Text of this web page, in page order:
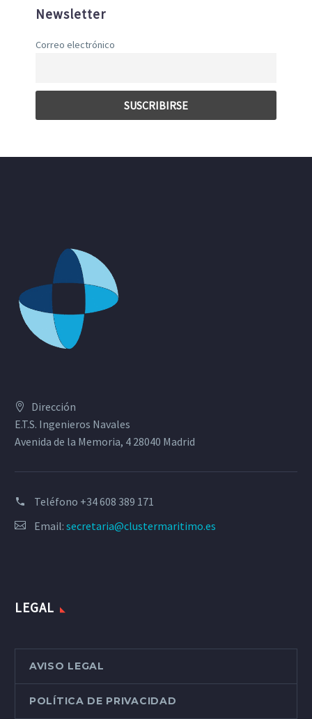
Newsletter
Correo electrónico
Dirección
E.T.S. Ingenieros Navales
Avenida de la Memoria, 4 28040 Madrid
Teléfono +34 608 389 171
Email: secretaria@clustermaritimo.es
LEGAL
AVISO LEGAL
POLÍTICA DE PRIVACIDAD